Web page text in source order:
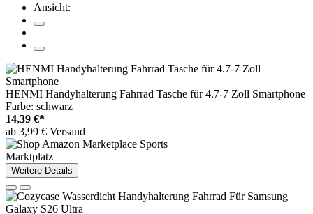
Ansicht:
HENMI Handyhalterung Fahrrad Tasche für 4.7-7 Zoll Smartphone
Farbe: schwarz
14,39 €*
ab 3,99 € Versand
Marktplatz
Weitere Details